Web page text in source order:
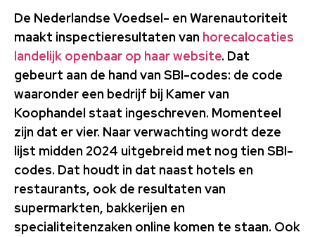
De Nederlandse Voedsel- en Warenautoriteit
maakt inspectieresultaten van horecalocaties
landelijk openbaar op haar website. Dat
gebeurt aan de hand van SBI-codes: de code
waaronder een bedrijf bij Kamer van
Koophandel staat ingeschreven. Momenteel
zijn dat er vier. Naar verwachting wordt deze
lijst midden 2024 uitgebreid met nog tien SBI-
codes. Dat houdt in dat naast hotels en
restaurants, ook de resultaten van
supermarkten, bakkerijen en
specialiteitenzaken online komen te staan. Ook